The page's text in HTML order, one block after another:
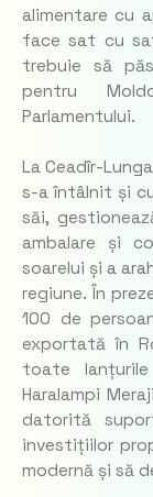
alimentare cu
face sat cu
trebuie să
pentru
Parlamentului.
La Ceadîr-
s-a întâlnit și
săi,
ambalare și
soarelui și a
regiune. În
100 de
exportată în
toate
Haralampi
datorită
investițiilor
modernă și să